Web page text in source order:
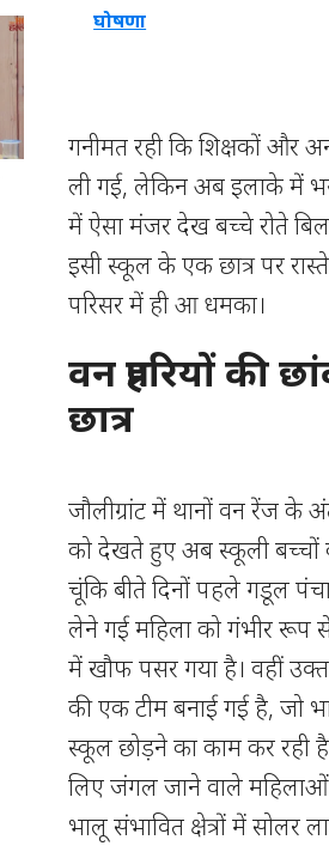
घोषणा
गनीमत रही कि शिक्षकों और
ली गई, लेकिन अब इलाके में
में ऐसा मंजर देख बच्चे रोते
इसी स्कूल के एक छात्र पर
परिसर में ही आ धमका।
वन प्रहरियों
छात्र
जौलीग्रांट में थानों वन रेंज के
को देखते हुए अब स्कूली बच्चों
चूंकि बीते दिनों पहले गडूल
लेने गई महिला को गंभीर रूप
में खौफ पसर गया है। वहीं उक्त
की एक टीम बनाई गई है, जो
स्कूल छोड़ने का काम कर रही
लिए जंगल जाने वाले महिलाओं
भालू संभावित क्षेत्रों में